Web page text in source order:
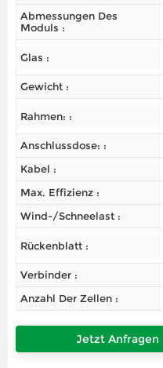
Abmessungen Des
Moduls :
Glas :
Gewicht :
Rahmen: :
Anschlussdose: :
Kabel :
Max. Effizienz :
Wind-/Schneelast :
Rückenblatt :
Verbinder :
Anzahl Der Zellen :
Jetzt Anfragen